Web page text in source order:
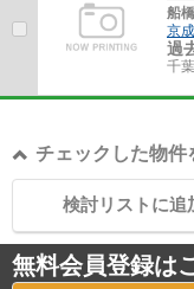
船
京
過
千
チェックした物件
検討リストに追
無料会員登録は